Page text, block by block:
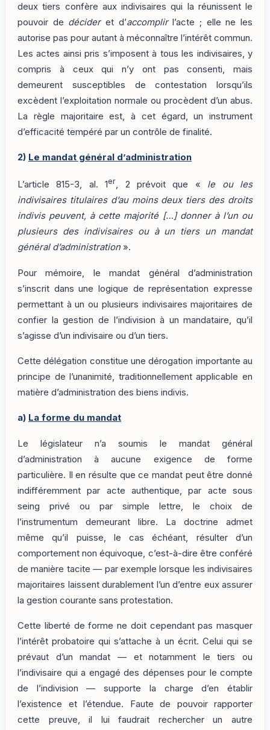
deux tiers confère aux indivisaires qui la réunissent le
pouvoir de décideret d’accomplirl’acte ; elle ne les
autorise pas pour autant à méconnaître l’intérêt commun.
Les actes ainsi pris s’imposent à tous les indivisaires, y
compris à ceux qui n’y ont pas consenti, mais
demeurent susceptibles de contestation lorsqu’ils
excèdent l’exploitation normale ou procèdent d’un abus.
La règle majoritaire est, à cet égard, un instrument
d’efficacité tempéré par un contrôle de finalité.
2) Le mandat général d’administration
L’article 815-3, al. 1er, 2 prévoit que « le ou les
indivisaires titulaires d’au moins deux tiers des droits
indivis peuvent, à cette majorité […] donner à l’un ou
plusieurs des indivisaires ou à un tiers un mandat
général d’administration ».
Pour mémoire, le mandat général d’administration
s’inscrit dans une logique de représentation expresse
permettant à un ou plusieurs indivisaires majoritaires de
confier la gestion de l’indivision à un mandataire, qu’il
s’agisse d’un indivisaire ou d’un tiers.
Cette délégation constitue une dérogation importante au
principe de l’unanimité, traditionnellement applicable en
matière d’administration des biens indivis.
a) La forme du mandat
Le législateur n’a soumis le mandat général
d’administration à aucune exigence de forme
particulière. Il en résulte que ce mandat peut être donné
indifféremment par acte authentique, par acte sous
seing privé ou par simple lettre, le choix de
l’instrumentum demeurant libre. La doctrine admet
même qu’il puisse, le cas échéant, résulter d’un
comportement non équivoque, c’est-à-dire être conféré
de manière tacite — par exemple lorsque les indivisaires
majoritaires laissent durablement l’un d’entre eux assurer
la gestion courante sans protestation.
Cette liberté de forme ne doit cependant pas masquer
l’intérêt probatoire qui s’attache à un écrit. Celui qui se
prévaut d’un mandat — et notamment le tiers ou
l’indivisaire qui a engagé des dépenses pour le compte
de l’indivision — supporte la charge d’en établir
l’existence et l’étendue. Faute de pouvoir rapporter
cette preuve, il lui faudrait rechercher un autre